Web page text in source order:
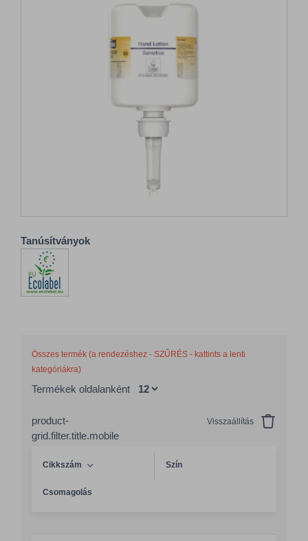
Tanúsítványok
Összes termék (a rendezéshez - SZŰRÉS - kattints a lenti
kategóriákra)
Termékek oldalanként
product-
grid.filter.title.mobile
Visszaállítás
Cikkszám Szín
Csomagolás